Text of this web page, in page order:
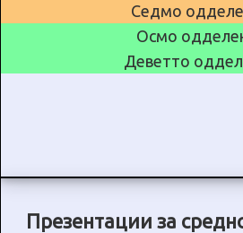
Седмо
Осмо
Деветто
Презентации за